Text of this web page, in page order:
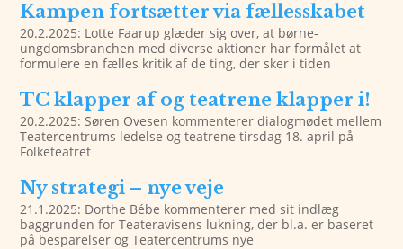
Kampen fortsætter via fællesskabet
20.2.2025: Lotte Faarup glæder sig over, at børne-
ungdomsbranchen med diverse aktioner har formålet at
formulere en fælles kritik af de ting, der sker i tiden
TC klapper af og teatrene klapper i!
20.2.2025: Søren Ovesen kommenterer dialogmødet mellem
Teatercentrums ledelse og teatrene tirsdag 18. april på
Folketeatret
Ny strategi – nye veje
21.1.2025: Dorthe Bébe kommenterer med sit indlæg
baggrunden for Teateravisens lukning, der bl.a. er baseret
på besparelser og Teatercentrums nye